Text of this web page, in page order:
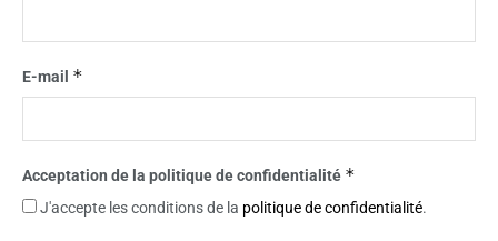
E-mail *
Acceptation de la politique de confidentialité *
J'accepte les conditions de la politique de confidentialité.